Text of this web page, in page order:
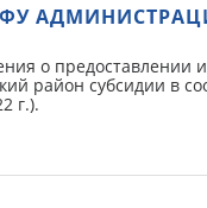
о
район субсидии в
г.).